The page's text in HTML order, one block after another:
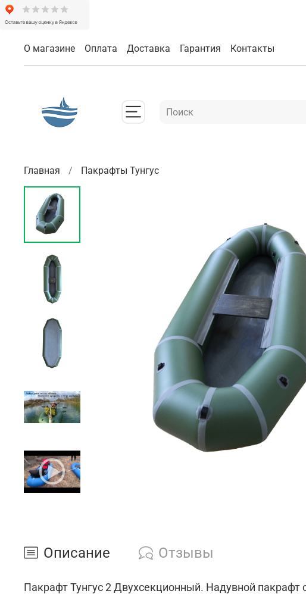
О магазине Оплата Доставка Гарантия Контакты
Главная Пакрафты Тунгус
Описание Отзывы
Пакрафт Тунгус 2 Двухсекционный. Надувной пакрафт